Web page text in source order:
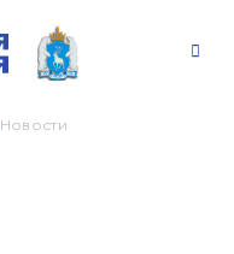
Новости